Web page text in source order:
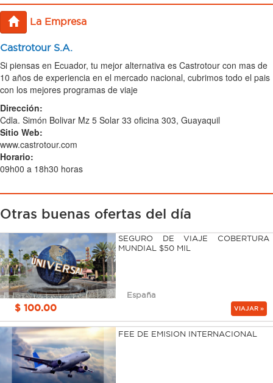
La Empresa
Castrotour S.A.
Si piensas en Ecuador, tu mejor alternativa es Castrotour con mas de
10 años de experiencia en el mercado nacional, cubrimos todo el pais
con los mejores programas de viaje
Dirección:
Cdla. Simón Bolivar Mz 5 Solar 33 oficina 303, Guayaquil
Sitio Web:
www.castrotour.com
Horario:
09h00 a 18h30 horas
Otras buenas ofertas del día
SEGURO DE VIAJE COBERTURA
MUNDIAL $50 MIL
España
$ 100.00 VIAJAR »
FEE DE EMISION INTERNACIONAL